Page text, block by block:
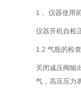
1 、仪器使用
仪器开机自检
1.2 气瓶的检查
关闭减压阀输
气，高压压力